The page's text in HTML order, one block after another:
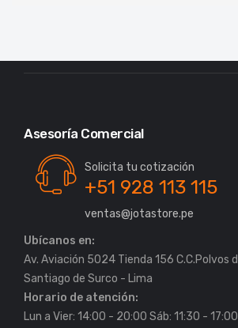
Asesoría Comercial
Solicita tu cotización
+51 928 113 115
ventas@jotastore.pe
Ubícanos en:
Av. Aviación 5024 Tienda 156 C.C.Polvos
Horario de atención:
Lun a Vier: 14:00 - 20:00 Sáb: 11:30 - 17:00